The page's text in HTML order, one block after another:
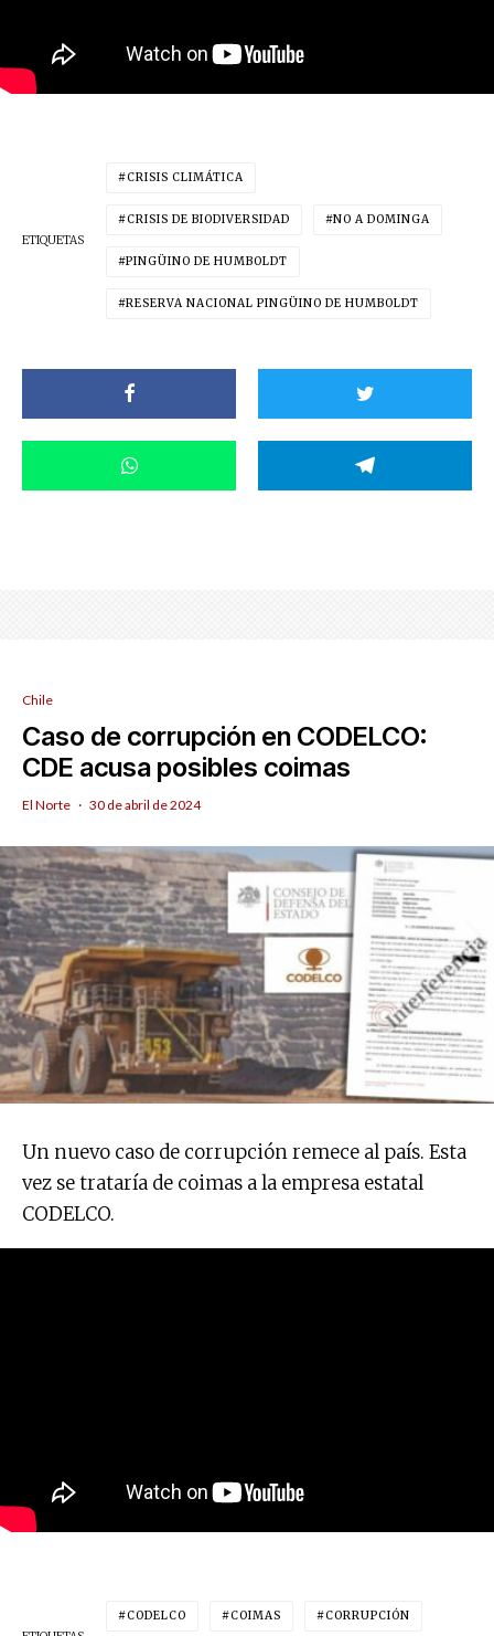
ETIQUETAS
CRISIS CLIMÁTICA
CRISIS DE BIODIVERSIDAD NO A DOMINGA
PINGÜINO DE HUMBOLDT
RESERVA NACIONAL PINGÜINO DE HUMBOLDT
Chile
Caso de corrupción en CODELCO:
CDE acusa posibles coimas
El Norte · 30 de abril de 2024
Un nuevo caso de corrupción remece al país. Esta
vez se trataría de coimas a la empresa estatal
CODELCO.
CODELCO COIMAS CORRUPCIÓN